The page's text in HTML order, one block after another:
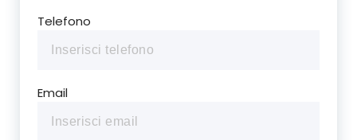
Telefono
Email